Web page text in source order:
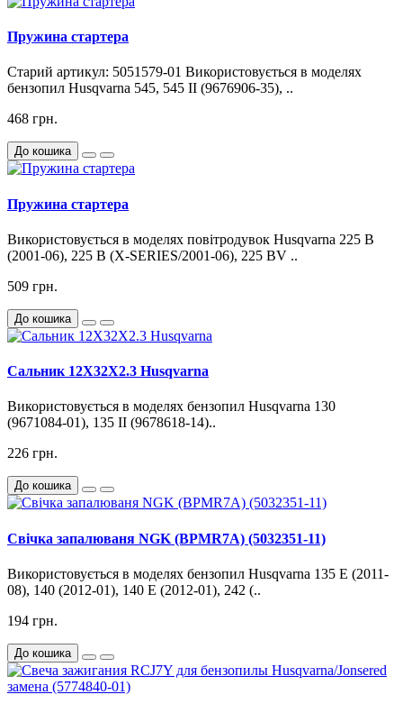
Пружина стартера
Старий артикул: 5051579-01 Використовується в моделях
бензопил Husqvarna 545, 545 II (9676906-35), ..
468 грн.
До кошика
Пружина стартера
Використовується в моделях повітродувок Husqvarna 225 B
(2001-06), 225 B (X-SERIES/2001-06), 225 BV ..
509 грн.
До кошика
Сальник 12X32X2.3 Husqvarna
Використовується в моделях бензопил Husqvarna 130
(9671084-01), 135 II (9678618-14)..
226 грн.
До кошика
Свічка запалюваня NGK (BPMR7A) (5032351-11)
Використовується в моделях бензопил Husqvarna 135 E (2011-
08), 140 (2012-01), 140 E (2012-01), 242 (..
194 грн.
До кошика